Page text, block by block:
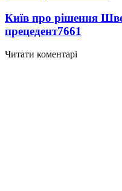
Київ про рішення
прецедент7661
Читати коментарі